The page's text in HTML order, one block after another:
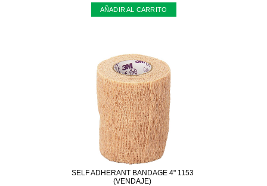
AÑADIR AL CARRITO
SELF ADHERANT BANDAGE 4" 1153
(VENDAJE)